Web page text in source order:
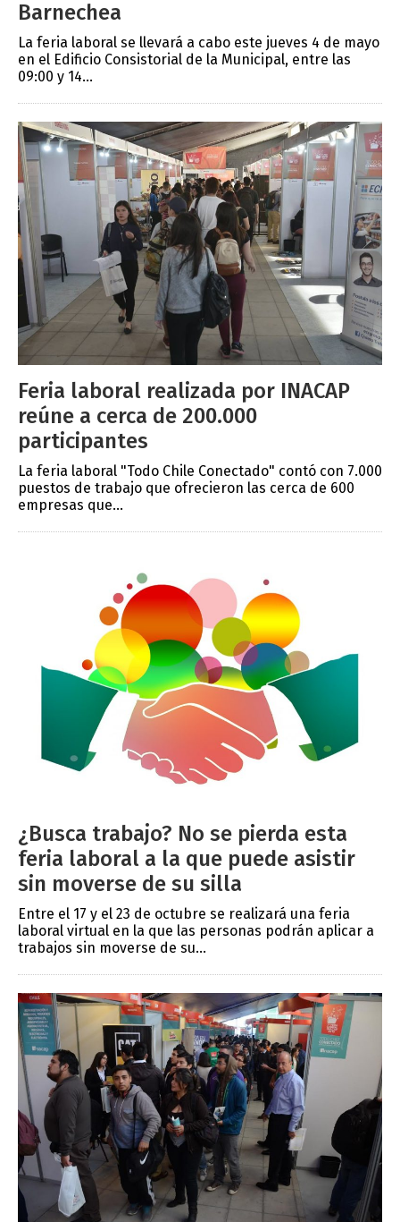
Barnechea
La feria laboral se llevará a cabo este jueves 4 de mayo
en el Edificio Consistorial de la Municipal, entre las
09:00 y 14...
Feria laboral realizada por INACAP
reúne a cerca de 200.000
participantes
La feria laboral "Todo Chile Conectado" contó con 7.000
puestos de trabajo que ofrecieron las cerca de 600
empresas que...
¿Busca trabajo? No se pierda esta
feria laboral a la que puede asistir
sin moverse de su silla
Entre el 17 y el 23 de octubre se realizará una feria
laboral virtual en la que las personas podrán aplicar a
trabajos sin moverse de su...